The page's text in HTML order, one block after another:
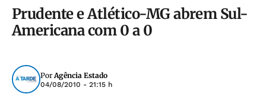
Prudente e Atlético-MG abrem Sul-
Americana com 0 a 0
PorAgência Estado
04/08/2010 - 21:15 h